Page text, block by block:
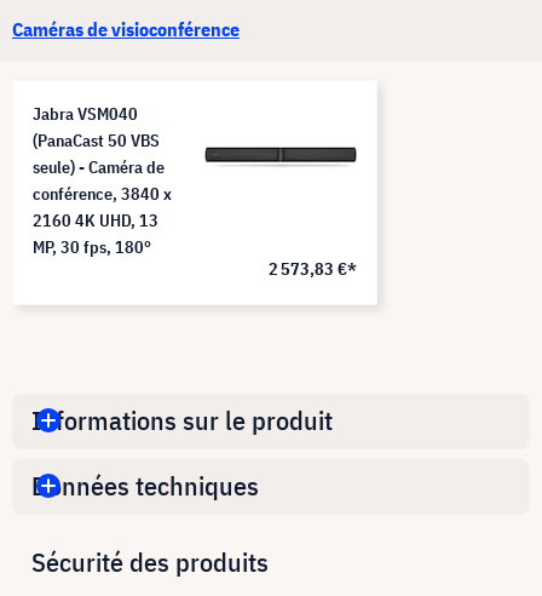
Caméras de visioconférence
Jabra VSM040
(PanaCast 50 VBS
seule) - Caméra de
conférence, 3840 x
2160 4K UHD, 13
MP, 30 fps, 180°
2 573,83 €*
Informations sur le produit
Données techniques
Sécurité des produits